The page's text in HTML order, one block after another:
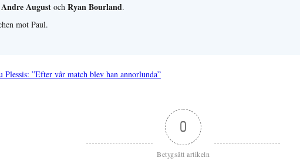
August och Ryan Bourland.
mot Paul.
”Efter vår match blev han annorlunda”
0
Betygsätt artikeln